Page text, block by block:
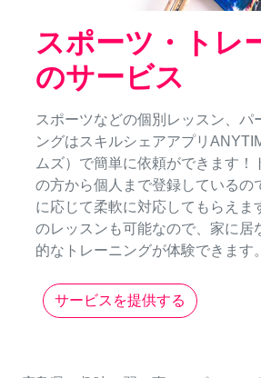
スポーツ・トレ
のサービス
スポーツなどの個別レッスン、パ
ングはスキルシェアアプリ
ムズ）で簡単に依頼ができます！
の方から個人まで登録しているの
に応じて柔軟に対応してもらえま
のレッスンも可能なので、家に居
的なトレーニングが体験できます。
サービスを提供する